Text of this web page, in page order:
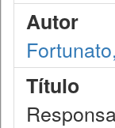
Autor
Título